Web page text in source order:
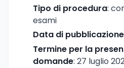
Tipo di procedura:
esami
Data di pubblicazione
Termine per la
domande: 27 luglio